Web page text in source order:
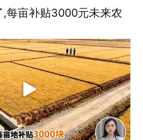
,每亩补贴3000元未来农